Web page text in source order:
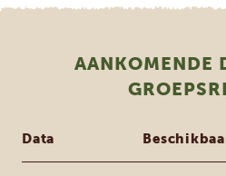
AANKOMENDE
Data